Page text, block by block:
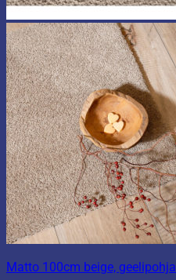
Matto 100cm beige, geelipohja